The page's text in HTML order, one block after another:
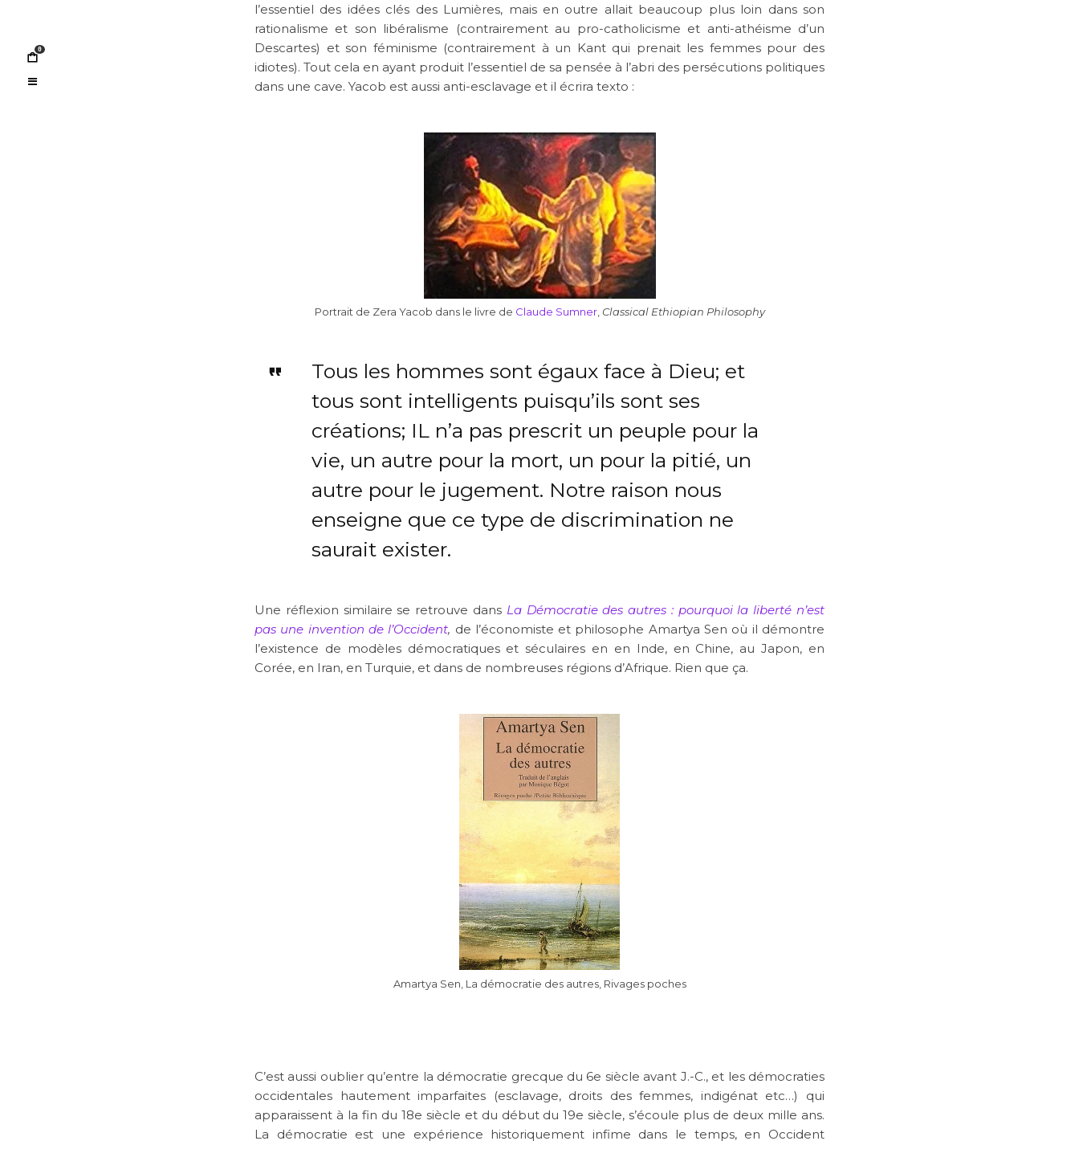
l’essentiel des idées clés des Lumières, mais en outre allait beaucoup plus loin dans son
rationalisme et son libéralisme (contrairement au pro-catholicisme et anti-athéisme d’un
Descartes) et son féminisme (contrairement à un Kant qui prenait les femmes pour des
idiotes). Tout cela en ayant produit l’essentiel de sa pensée à l’abri des persécutions politiques
dans une cave. Yacob est aussi anti-esclavage et il écrira texto :
Portrait de Zera Yacob dans le livre de Claude Sumner, Classical Ethiopian Philosophy
Tous les hommes sont égaux face à Dieu; et
tous sont intelligents puisqu’ils sont ses
créations; IL n’a pas prescrit un peuple pour la
vie, un autre pour la mort, un pour la pitié, un
autre pour le jugement. Notre raison nous
enseigne que ce type de discrimination ne
saurait exister.
Une réflexion similaire se retrouve dans La Démocratie des autres : pourquoi la liberté n’est
pas une invention de l’Occident, de l’économiste et philosophe Amartya Sen où il démontre
l’existence de modèles démocratiques et séculaires en en Inde, en Chine, au Japon, en
Corée, en Iran, en Turquie, et dans de nombreuses régions d’Afrique. Rien que ça.
Amartya Sen, La démocratie des autres, Rivages poches
C’est aussi oublier qu’entre la démocratie grecque du 6e siècle avant J.-C., et les démocraties
occidentales hautement imparfaites (esclavage, droits des femmes, indigénat etc…) qui
apparaissent à la fin du 18e siècle et du début du 19e siècle, s’écoule plus de deux mille ans.
La démocratie est une expérience historiquement infime dans le temps, en Occident
0